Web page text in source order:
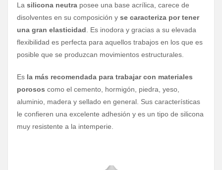
La silicona neutraposee una base acrílica, carece de
disolventes en su composición y se caracteriza por tener
una gran elasticidad . Es inodora y gracias a su elevada
flexibilidad es perfecta para aquellos trabajos en los que es
posible que se produzcan movimientos estructurales.
Es la más recomendada para trabajar con materiales
porosos como el cemento, hormigón, piedra, yeso,
aluminio, madera y sellado en general. Sus características
le confieren una excelente adhesión y es un tipo de silicona
muy resistente a la intemperie.